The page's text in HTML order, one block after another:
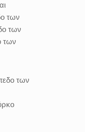
των
των
των
των